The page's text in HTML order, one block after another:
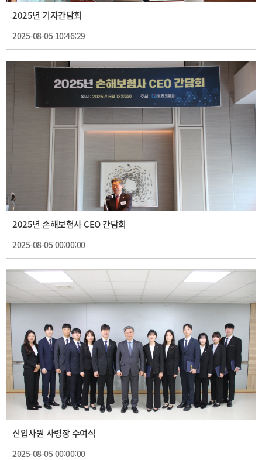
2025년 기자간담회
2025-08-05 10:46:29
2025년 손해보험사 CEO 간담회
2025-08-05 00:00:00
신입사원 사령장 수여식
2025-08-05 00:00:00